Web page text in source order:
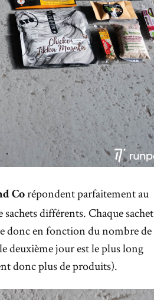
Corépondent parfaitement au
différents. Chaque sachet
donc en fonction du nombre de
deuxième jour est le plus long
donc plus de produits).